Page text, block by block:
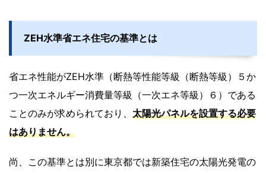
ZEH水準省エネ住宅の基準とは
省エネ性能がZEH水準（断熱等性能等級（断熱等級）５か
つ一次エネルギー消費量等級（一次エネ等級）６）である
ことのみが求められており、 太陽光パネルを設置する必要
はありません。
尚、この基準とは別に東京都では新築住宅の太陽光発電の